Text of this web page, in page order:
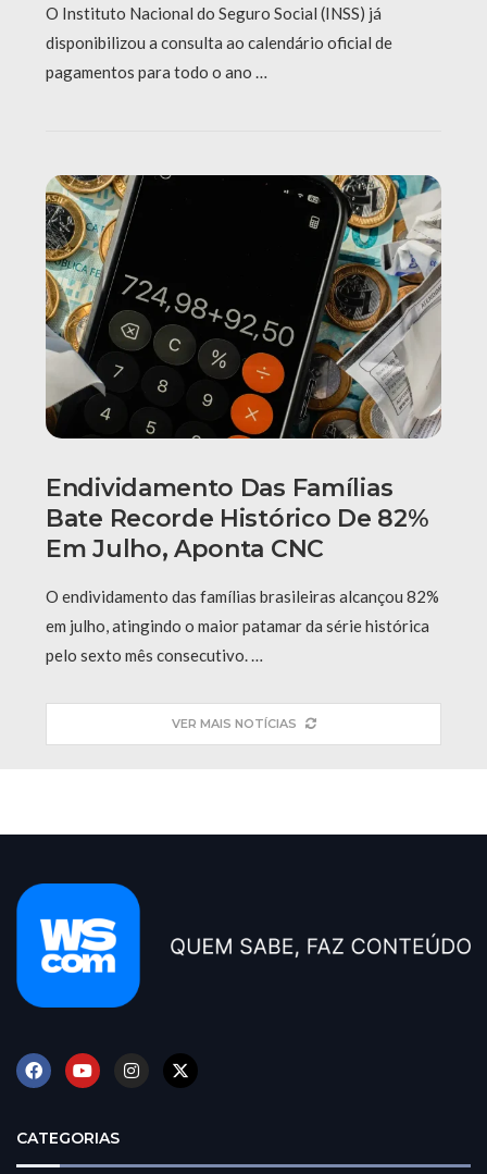
O Instituto Nacional do Seguro Social (INSS) já
disponibilizou a consulta ao calendário oficial de
pagamentos para todo o ano …
Endividamento Das Famílias
Bate Recorde Histórico De 82%
Em Julho, Aponta CNC
O endividamento das famílias brasileiras alcançou 82%
em julho, atingindo o maior patamar da série histórica
pelo sexto mês consecutivo. …
VER MAIS NOTÍCIAS
CATEGORIAS